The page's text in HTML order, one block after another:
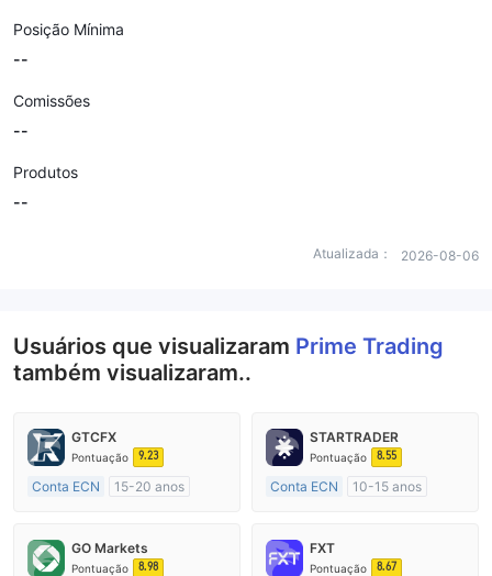
Posição Mínima
--
Comissões
--
Produtos
--
Atualizada： 2026-08-06
Usuários que visualizaram Prime Trading
também visualizaram..
GTCFX
Pontuação 9.23
Conta ECN
15-20 anos
Market Marketing (MM)
Etiqueta principal MT4
STARTRADER
Pontuação 8.55
Conta ECN
10-15 anos
Market Marketing (MM)
Etiqueta principal MT4
GO Markets
Pontuação 8.98
FXT
Pontuação 8.67